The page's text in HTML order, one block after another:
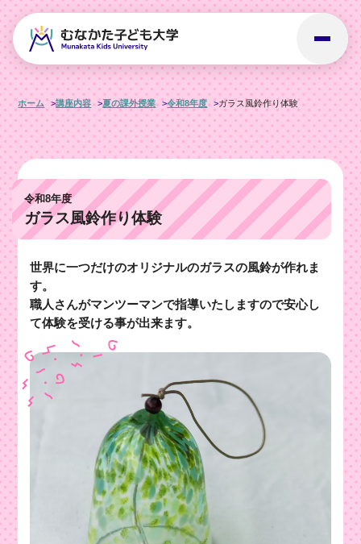
ホーム 講座内容 夏の課外授業 令和8年度 ガラス風鈴作り体験
令和8年度
ガラス風鈴作り体験
世界に一つだけのオリジナルのガラスの風鈴が作れま
す。
職人さんがマンツーマンで指導いたしますので安心し
て体験を受ける事が出来ます。